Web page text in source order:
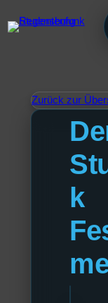
Zurück zur
k